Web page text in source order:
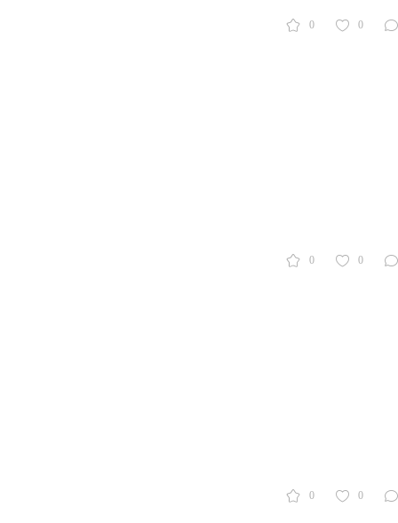
0 0
0 0
0 0